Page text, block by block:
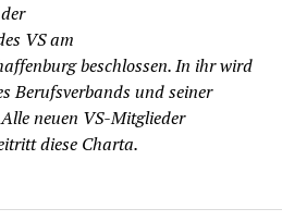
VS am
beschlossen. In ihr wird
Berufsverbands und seiner
neuen VS-Mitglieder
diese Charta.